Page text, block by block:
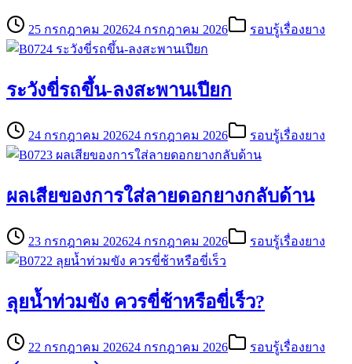
25 กรกฎาคม 202624 กรกฎาคม 2026 รอบรู้เรื่องยาง
ระวังขี่รถขึ้น-ลงสะพานเปียก
24 กรกฎาคม 202624 กรกฎาคม 2026 รอบรู้เรื่องยาง
ผลเสียของการใส่ลายดอกยางกลับด้าน
23 กรกฎาคม 202624 กรกฎาคม 2026 รอบรู้เรื่องยาง
ลุยน้ำท่วมขัง ควรขี่ช้าหรือขี่เร็ว?
22 กรกฎาคม 202624 กรกฎาคม 2026 รอบรู้เรื่องยาง